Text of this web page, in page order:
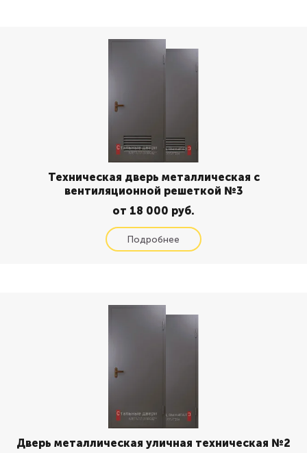
Техническая дверь металлическая с
вентиляционной решеткой №3
от 18 000 руб.
Дверь металлическая уличная техническая №2